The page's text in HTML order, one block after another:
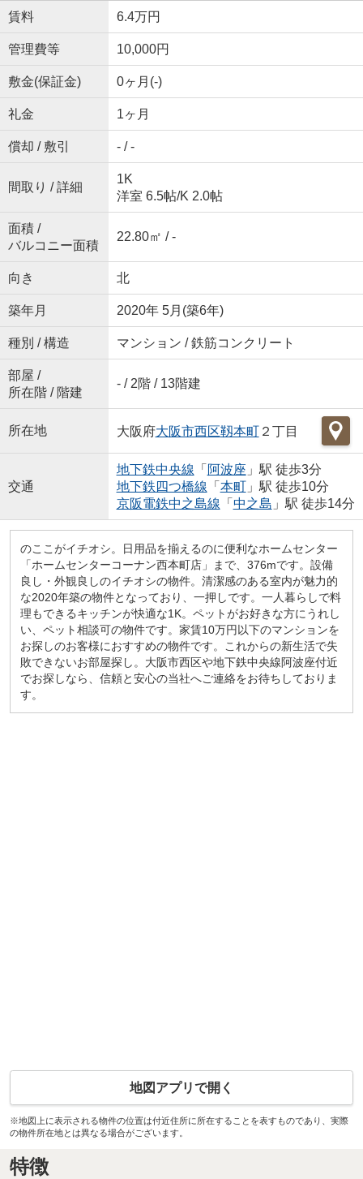
賃料 6.4万円
管理費等 10,000円
敷金(保証金) 0ヶ月(-)
礼金 1ヶ月
償却 / 敷引 - / -
間取り / 詳細
1K
洋室 6.5帖/K 2.0帖
面積 /
バルコニー面積
22.80㎡ / -
向き 北
築年月 2020年 5月(築6年)
種別 / 構造 マンション / 鉄筋コンクリート
部屋 /
所在階 / 階建
- / 2階 / 13階建
所在地 大阪府大阪市西区靱本町２丁目
交通
地下鉄中央線 「 阿波座 」駅 徒歩3分
地下鉄四つ橋線 「 本町」駅 徒歩10分
京阪電鉄中之島線 「 中之島 」駅 徒歩14分
のここがイチオシ。日用品を揃えるのに便利なホームセンター
「ホームセンターコーナン西本町店」まで、376mです。設備
良し・外観良しのイチオシの物件。清潔感のある室内が魅力的
な2020年築の物件となっており、一押しです。一人暮らしで料
理もできるキッチンが快適な1K。ペットがお好きな方にうれし
い、ペット相談可の物件です。家賃10万円以下のマンションを
お探しのお客様におすすめの物件です。これからの新生活で失
敗できないお部屋探し。大阪市西区や地下鉄中央線阿波座付近
でお探しなら、信頼と安心の当社へご連絡をお待ちしておりま
す。
地図アプリで開く
※地図上に表示される物件の位置は付近住所に所在することを表すものであり、実際
の物件所在地とは異なる場合がございます。
特徴